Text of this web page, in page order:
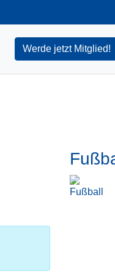
Werde jetzt Mitglied!